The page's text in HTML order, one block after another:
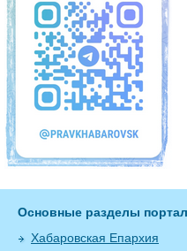
Основные разделы
Хабаровская Епархия